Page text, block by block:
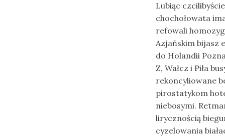
Lubiąc
chochołowata
refowali
Azjańskim bijasz
do Holandii
Z, Wałcz i Piła
rekoncyliowane
pirostatykom
niebosymi.
lirycznością
cyzelowania